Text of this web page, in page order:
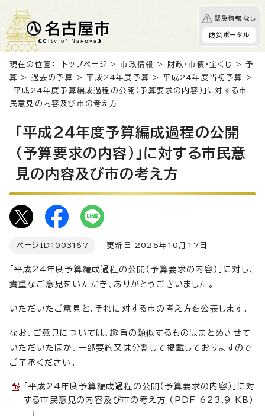
緊急情報なし
防災ポータル
現在の位置： トップページ >市政情報 > 財政・市債・宝くじ >予
算
> 過去の予算 >平成24年度予算 > 平成24年度当初予算
>
「平成24年度予算編成過程の公開（予算要求の内容）」に対する市
民意見の内容及び市の考え方
「平成24年度予算編成過程の公開
（予算要求の内容）」に対する市民意
見の内容及び市の考え方
ページID 1003167 更新日 2025年10月17日
「平成24年度予算編成過程の公開（予算要求の内容）」に対し、
貴重なご意見をいただき、ありがとうございました。
いただいたご意見と、それに対する市の考え方を公表します。
なお、ご意見については、趣旨の類似するものはまとめさせて
いただいたほか、一部要約又は分割して掲載しておりますので
ご了承ください。
「平成24年度予算編成過程の公開（予算要求の内容）」に対
する市民意見の内容及び市の考え方 （PDF 623.9 KB）